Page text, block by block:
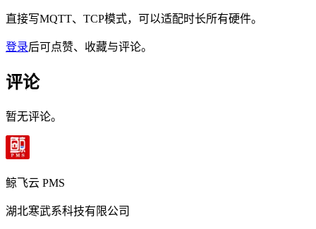
直接写MQTT、TCP模式，可以适配时长所有硬件。
登录后可点赞、收藏与评论。
评论
暂无评论。
鲸飞云 PMS
湖北寒武系科技有限公司